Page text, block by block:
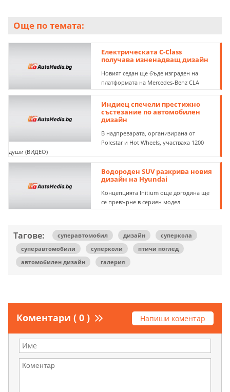
Още по темата:
Eлектрическата C-Class
получава изненадващ дизайн
Новият седан ще бъде изграден на
платформата на Mercedes-Benz CLA
Индиец спечели престижно
състезание по автомобилен
дизайн
В надпреварата, организирана от
Polestar и Hot Wheels, участваха 1200
души (ВИДЕО)
Водороден SUV разкрива новия
дизайн на Hyundai
Концепцията Initium още догодина ще
се превърне в сериен модел
Тагове: суперавтомобил дизайн
суперкола
суперавтомобили
суперколи
птичи поглед
автомобилен дизайн
галерия
Коментари ( 0 ) Напиши коментар